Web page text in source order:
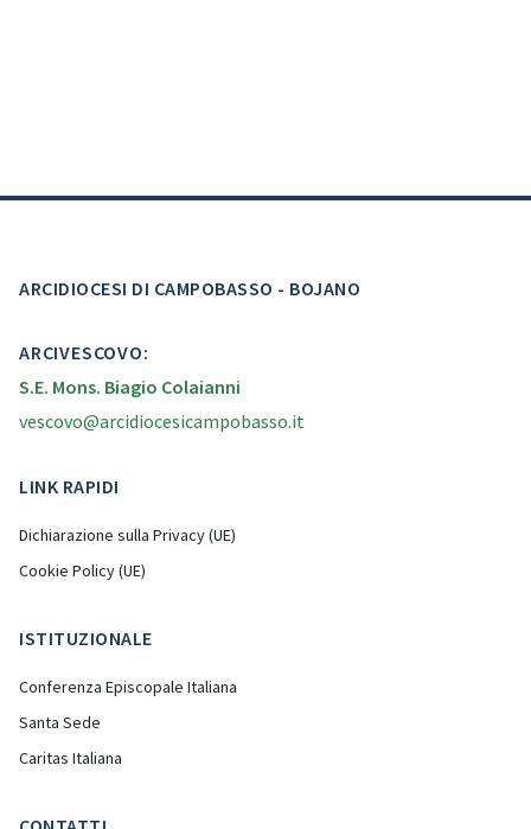
ARCIDIOCESI DI CAMPOBASSO - BOJANO
ARCIVESCOVO:
S.E. Mons. Biagio Colaianni
vescovo@arcidiocesicampobasso.it
LINK RAPIDI
Dichiarazione sulla Privacy (UE)
Cookie Policy (UE)
ISTITUZIONALE
Conferenza Episcopale Italiana
Santa Sede
Caritas Italiana